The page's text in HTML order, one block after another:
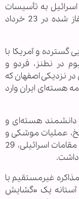
اسرائیل به تأسیسات
هسته‌ای ایران در جریان جنگ 12 روزه (آغاز شده در 23 خرداد
گسترده و آمریکا با
در نطنز، فردو و
نزدیکی اصفهان که
هسته‌ای ایران وارد
این حملات منجر به شهادت دست‌کم 13 دانشمند هسته‌ای و
پاسخ، عملیات موشکی و
پهپادی علیه اسرائیل انجام داد که به گفته مقامات اسرائیلی، 29
داشت.
غیرمستقیم با
آستانه یک «گشایش